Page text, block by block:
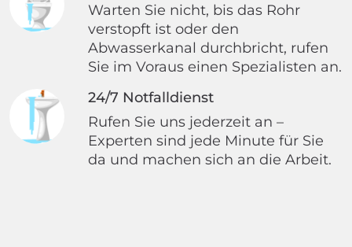
Warten Sie nicht, bis das Rohr
verstopft ist oder den
Abwasserkanal durchbricht, rufen
Sie im Voraus einen Spezialisten an.
24/7 Notfalldienst
Rufen Sie uns jederzeit an –
Experten sind jede Minute für Sie
da und machen sich an die Arbeit.